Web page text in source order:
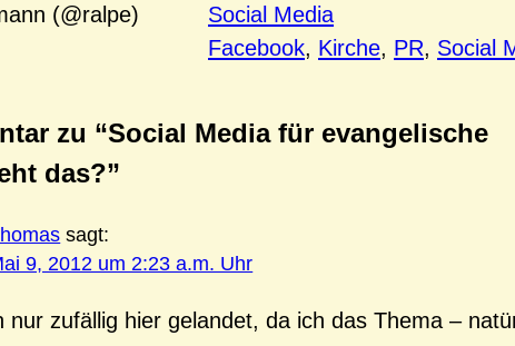
(@ralpe)
Social Media
Facebook, Kirche, PR, Social
zu “Social Media für evangelische
das?”
sagt:
9, 2012 um 2:23 a.m. Uhr
nur zufällig hier gelandet, da ich das Thema –